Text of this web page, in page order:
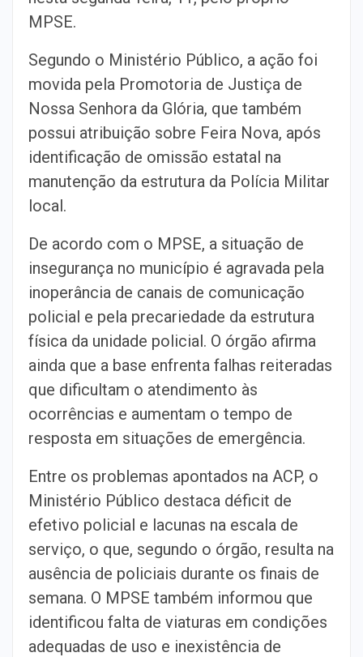
MPSE.
Segundo o Ministério Público, a ação foi
movida pela Promotoria de Justiça de
Nossa Senhora da Glória, que também
possui atribuição sobre Feira Nova, após
identificação de omissão estatal na
manutenção da estrutura da Polícia Militar
local.
De acordo com o MPSE, a situação de
insegurança no município é agravada pela
inoperância de canais de comunicação
policial e pela precariedade da estrutura
física da unidade policial. O órgão afirma
ainda que a base enfrenta falhas reiteradas
que dificultam o atendimento às
ocorrências e aumentam o tempo de
resposta em situações de emergência.
Entre os problemas apontados na ACP, o
Ministério Público destaca déficit de
efetivo policial e lacunas na escala de
serviço, o que, segundo o órgão, resulta na
ausência de policiais durante os finais de
semana. O MPSE também informou que
identificou falta de viaturas em condições
adequadas de uso e inexistência de